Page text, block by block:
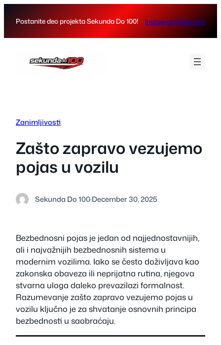
Postanite deo projekta Sekunda Do 100! InstagramTelegram
Zanimljivosti
Zašto zapravo vezujemo
pojas u vozilu
Sekunda Do 100·December 30, 2025
Bezbednosni pojas je jedan od najjednostavnijih,
ali i najvažnijih bezbednosnih sistema u
modernim vozilima. Iako se često doživljava kao
zakonska obaveza ili neprijatna rutina, njegova
stvarna uloga daleko prevazilazi formalnost.
Razumevanje zašto zapravo vezujemo pojas u
vozilu ključno je za shvatanje osnovnih principa
bezbednosti u saobraćaju.